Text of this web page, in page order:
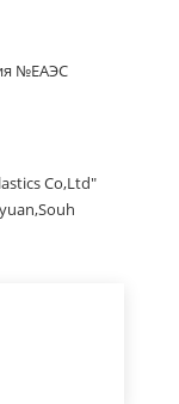
№ЕАЭС
Co,Ltd"